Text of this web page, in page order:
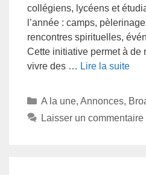
collégiens, lycéens et
l’année : camps,
rencontres spirituelles,
Cette initiative permet à de
vivre des … Lire la suite
A la une, Annonces,
Laisser un commentaire